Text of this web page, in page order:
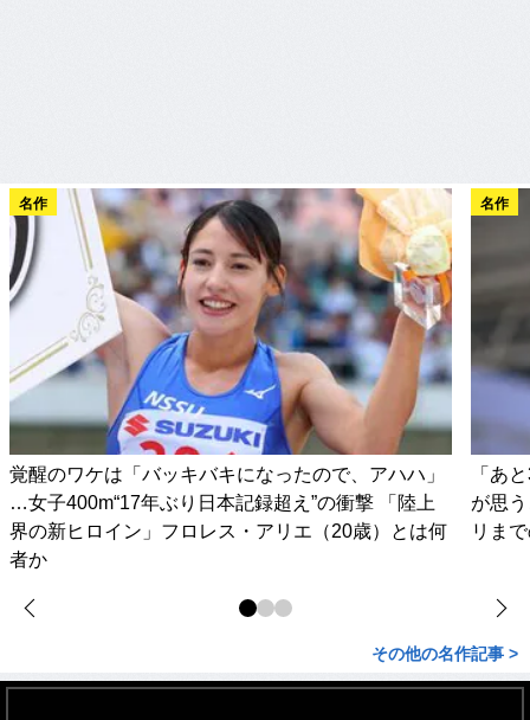
名作
覚醒のワケは「バッキバキになったので、アハハ」
…女子400m“17年ぶり日本記録超え”の衝撃 「陸上
界の新ヒロイン」フロレス・アリエ（20歳）とは何
者か
名作
「あ
が思
リま
その他の名作記事 >